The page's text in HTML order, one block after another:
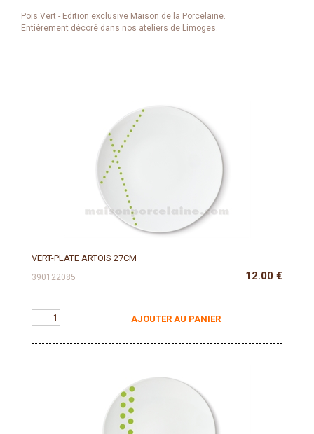
Pois Vert - Edition exclusive Maison de la Porcelaine.
Entièrement décoré dans nos ateliers de Limoges.
VERT-PLATE ARTOIS 27CM
390122085 12.00 €
AJOUTER AU PANIER